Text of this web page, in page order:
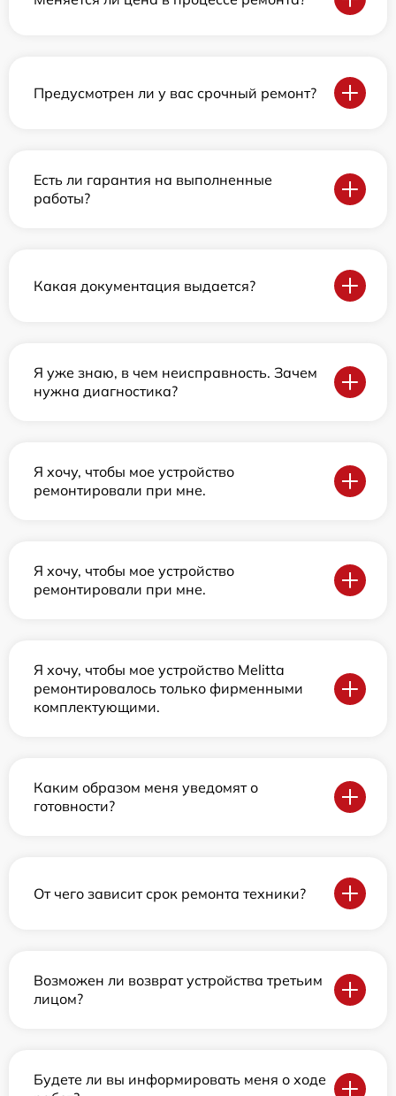
Предусмотрен ли у вас срочный ремонт?
Есть ли гарантия на выполненные
работы?
Какая документация выдается?
Я уже знаю, в чем неисправность. Зачем
нужна диагностика?
Я хочу, чтобы мое устройство
ремонтировали при мне.
Я хочу, чтобы мое устройство
ремонтировали при мне.
Я хочу, чтобы мое устройство Melitta
ремонтировалось только фирменными
комплектующими.
Каким образом меня уведомят о
готовности?
От чего зависит срок ремонта техники?
Возможен ли возврат устройства третьим
лицом?
Будете ли вы информировать меня о ходе